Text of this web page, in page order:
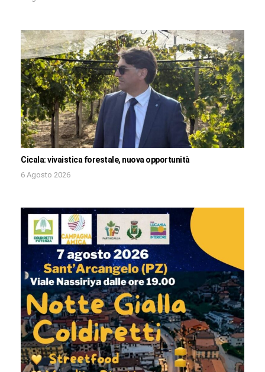
Cicala: vivaistica forestale, nuova opportunità
6 Agosto 2026